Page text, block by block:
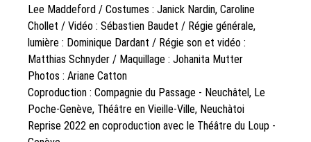
Lee Maddeford / Costumes : Janick Nardin, Caroline
Chollet / Vidéo : Sébastien Baudet / Régie générale,
lumière : Dominique Dardant / Régie son et vidéo :
Matthias Schnyder / Maquillage : Johanita Mutter
Photos : Ariane Catton
Coproduction : Compagnie du Passage - Neuchâtel, Le
Poche-Genève, Théâtre en Vieille-Ville, Neuchàtoi
Reprise 2022 en coproduction avec le Théâtre du Loup -